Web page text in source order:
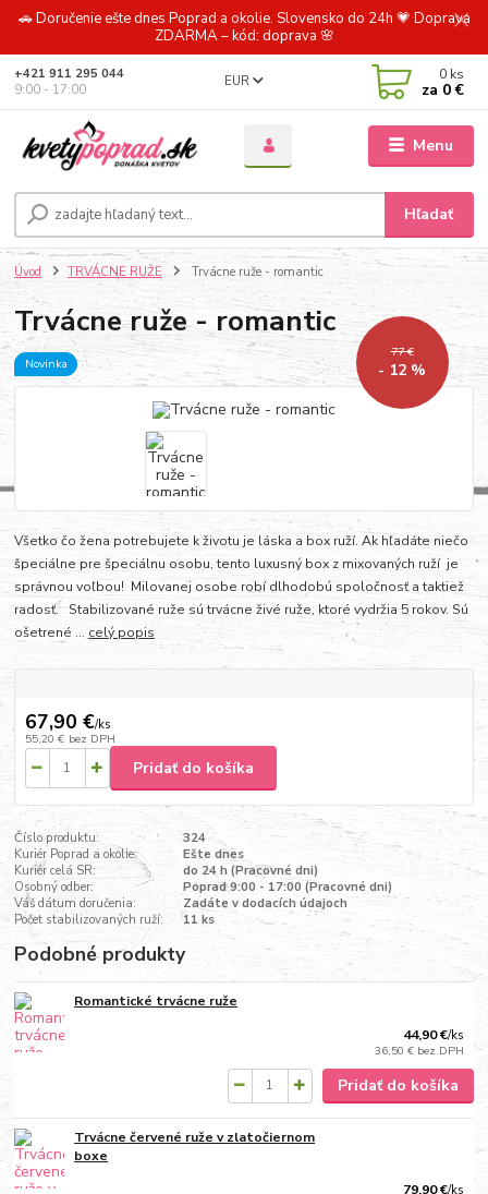
🚗 Doručenie ešte dnes Poprad a okolie. Slovensko do 24h 💗 Doprava
ZDARMA – kód: doprava 🌸
Menu
EUR
Hľadať
+421 911 295 044
9:00 - 17:00
0 ks
za 0 €
Úvod TRVÁCNE RUŽE Trvácne ruže - romantic
Trvácne ruže - romantic
Novinka
77 €
- 12 %
Všetko čo žena potrebujete k životu je láska a box ruží. Ak hľadáte niečo
špeciálne pre špeciálnu osobu, tento luxusný box z mixovaných ruží je
správnou voľbou! Milovanej osobe robí dlhodobú spoločnosť a taktiež
radosť. Stabilizované ruže sú trvácne živé ruže, ktoré vydržia 5 rokov. Sú
ošetrené ... celý popis
67,90 €/ks
55,20 € bez DPH
Pridať do košíka
Číslo produktu:
324
Kuriér Poprad a okolie:
Ešte dnes
Kuriér celá SR:
do 24 h (Pracovné dni)
Osobný odber:
Poprad 9:00 - 17:00 (Pracovné dni)
Váš dátum doručenia:
Zadáte v dodacích údajoch
Počet stabilizovaných ruží:
11 ks
Podobné produkty
Romantické trvácne ruže
44,90 €/ks
36,50 € bez DPH
Pridať do košíka
Trvácne červené ruže v zlatočiernom
boxe
79,90 €/ks